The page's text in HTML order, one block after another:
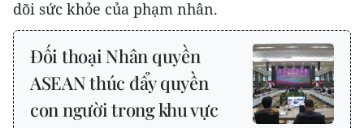
dõi sức khỏe của phạm nhân.
Đối thoại Nhân quyền
ASEAN thúc đẩy quyền
con người trong khu vực